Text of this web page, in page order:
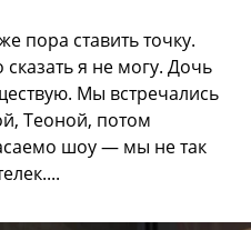
пора ставить точку.
я не могу. Дочь
Мы встречались
Теоной, потом
шоу — мы не так